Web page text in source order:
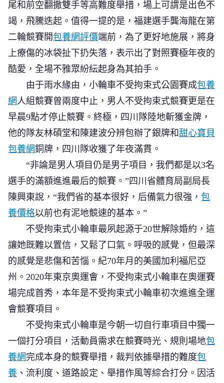
尾和前空翻撒雙手等高難度舉措，場上可謂是出色不
竭，飛騰迭起。值得一提的是，福建選手龔海龍在第
二輪競賽開包養網評價端前，為了更好地施展，將身
上療傷的冰袋扯下扔失落，表示出了對照賽極年夜的
酷愛，全場不雅眾紛紜起身為其拍手。
由于雨水緣由，小輪車不受拘束式公園賽成包養
網 人組競賽曾兩度中止，男人不受拘束式競賽更是在
早晨9點才停止競賽。終極，四川隊陸地斬獲金牌，
他的隊友林碩堂和陳建波分辨包辦了銀牌和甜心寶貝
包養網銅牌，四川隊收獲了年夜滿貫。
“非論是男人項目仍是男子項目，我們都是以3名
選手的滿額進進最后的競賽。”四川省體育局副局長
陳興東說，“我們省的基本很好，后備氣力很強， 包
養價格以前也有泥地競速的基本。”
不受拘束式小輪車最夙起源于20世解除婚約，這
讓她既難以置信，又鬆了口氣。呼吸的感覺，但最深
的感覺是悲傷和苦惱。紀70年月的美國加利福尼亞
州。2020年東京奧運會，不受拘束式小輪車在奧運賽
場完成首秀，本年是不受拘束式小輪車初次進進全運
會競賽項目。
不受拘束式小輪車是今朝一切自行車項目中獨一
一個打分項目，活動員需求在競賽時光、規則場地包
養網完成本身的競賽舉措，裁判依據舉措的難度包
養 、流利度、道路設定、舉措作風等綜合打分。因活